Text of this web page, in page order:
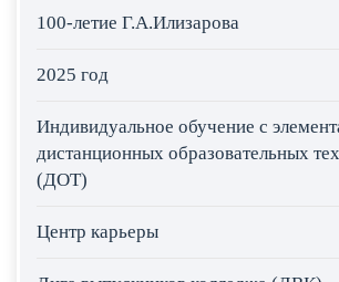
100-летие Г.А.Илизарова
2025 год
Индивидуальное обучение с
дистанционных образовательных
(ДОТ)
Центр карьеры